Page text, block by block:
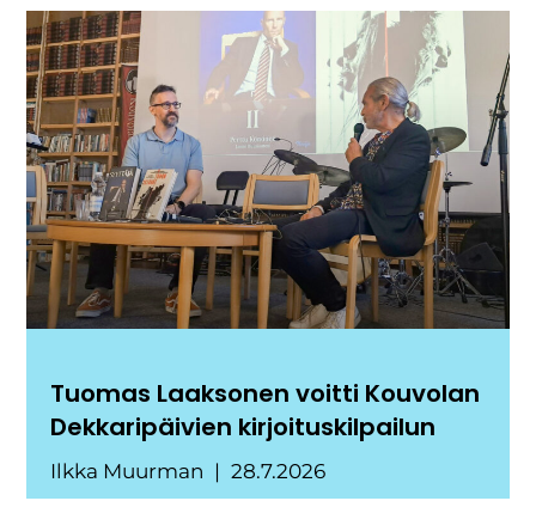
Tuomas Laaksonen voitti Kouvolan
Dekkaripäivien kirjoituskilpailun
Ilkka Muurman 28.7.2026